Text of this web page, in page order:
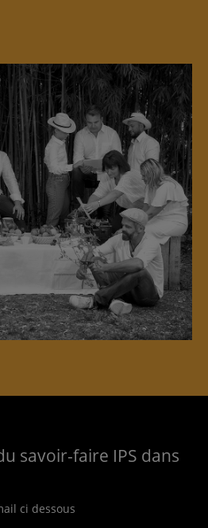
savoir-faire IPS dans
ci dessous